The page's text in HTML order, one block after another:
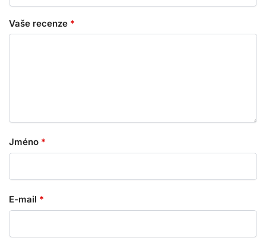
Vaše recenze *
Jméno *
E-mail *